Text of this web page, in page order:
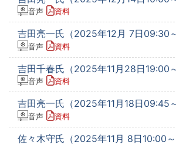
音声 資料
吉田亮一氏（2025年12月 7日09:30～
音声 資料
吉田千春氏（2025年11月28日19:00
音声 資料
吉田亮一氏（2025年11月18日09:45
音声 資料
佐々木守氏（2025年11月 8日10:00～